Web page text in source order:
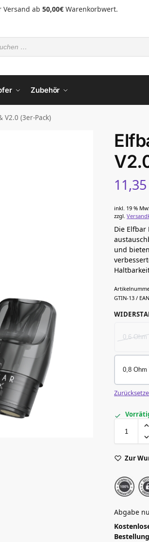
Versand ab 50,00€Warenkorbwert.
Zubehör
V2.0 (3er-Pack)
inkl. 19 %
zzgl.
Die Elfbar
und
GTIN-13 /
0,6 Ohm
0,8 Ohm
Zur
Abgabe